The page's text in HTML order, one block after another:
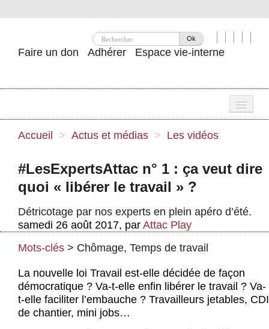
Ok
Faire un don Adhérer Espace vie-interne
Nos idées
Publications
Agenda
Actus et médias
Boutique
Accueil > Actus et médias > Les vidéos
#LesExpertsAttac n° 1 : ça veut dire
quoi « libérer le travail » ?
Détricotage par nos experts en plein apéro d’été.
samedi 26 août 2017, par Attac Play
Mots-clés > Chômage, Temps de travail
La nouvelle loi Travail est-elle décidée de façon
démocratique ? Va-t-elle enfin libérer le travail ? Va-
t-elle faciliter l’embauche ? Travailleurs jetables, CDI
de chantier, mini jobs…